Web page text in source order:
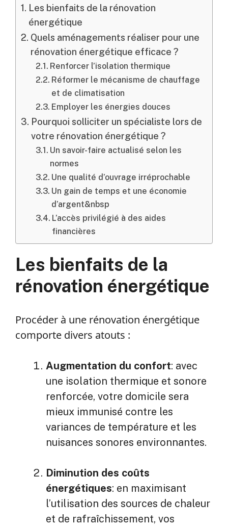
Les bienfaits de la rénovation
énergétique
Quels aménagements réaliser pour une
rénovation énergétique efficace ?
Renforcer l’isolation thermique
Réformer le mécanisme de chauffage
et de climatisation
Employer les énergies douces
Pourquoi solliciter un spécialiste lors de
votre rénovation énergétique ?
Un savoir-faire actualisé selon les
normes
Une qualité d’ouvrage irréprochable
Un gain de temps et une économie
d’argent&nbsp
L’accès privilégié à des aides
financières
Les bienfaits de la
rénovation énergétique
Procéder à une rénovation énergétique
comporte divers atouts :
Augmentation du confort: avec
une isolation thermique et sonore
renforcée, votre domicile sera
mieux immunisé contre les
variances de température et les
nuisances sonores environnantes.
Diminution des coûts
énergétiques: en maximisant
l’utilisation des sources de chaleur
et de rafraîchissement, vos